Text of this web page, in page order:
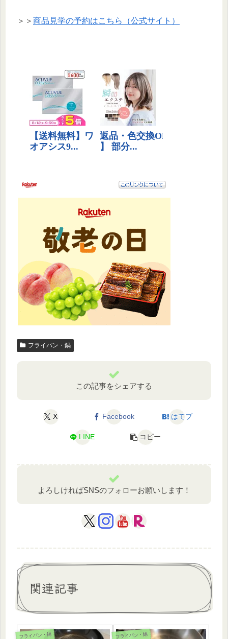
＞＞ 商品見学の予約はこちら（公式サイト）
フライパン・鍋
この記事をシェアする
X Facebook はてブ
LINE コピー
よろしければSNSのフォローお願いします！
関連記事
フライパン・鍋 フライパン・鍋